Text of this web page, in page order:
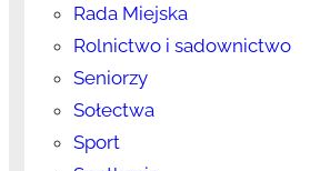
Rada Miejska
Rolnictwo i sadownictwo
Seniorzy
Sołectwa
Sport